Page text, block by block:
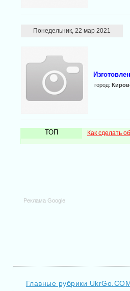
Понедельник, 22 мар 2021
город:
ТОП Как сделать
Реклама Google
Главные рубрики